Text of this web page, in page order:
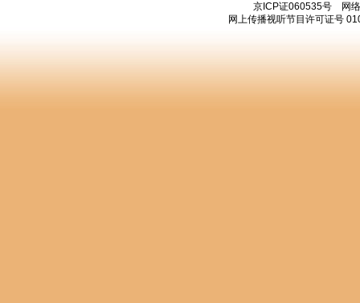
京ICP证060535号网络
网上传播视听节目许可证号